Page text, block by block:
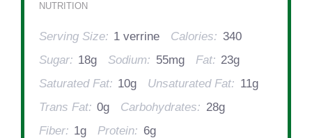
NUTRITION
Serving Size: 1 verrine Calories: 340
Sugar: 18g Sodium: 55mg Fat: 23g
Saturated Fat: 10g Unsaturated Fat: 11g
Trans Fat: 0g Carbohydrates: 28g
Fiber: 1g Protein: 6g